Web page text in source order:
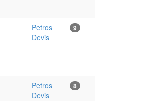
Petros
Devis
9
Petros
Devis
8